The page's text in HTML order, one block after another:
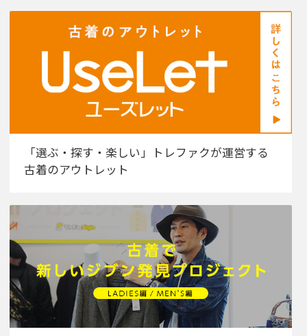
「選ぶ・探す・楽しい」トレファクが運営する
古着のアウトレット